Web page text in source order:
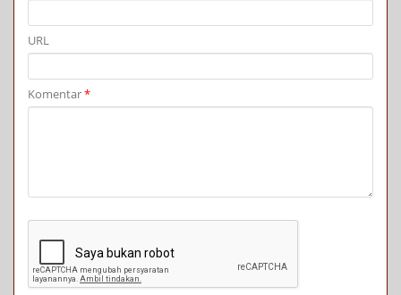
URL
Komentar*